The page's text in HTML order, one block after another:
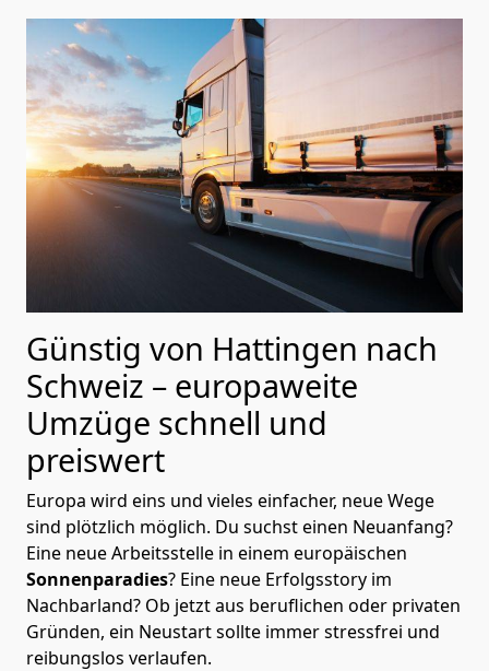
Günstig von Hattingen nach
Schweiz – europaweite
Umzüge schnell und
preiswert
Europa wird eins und vieles einfacher, neue Wege
sind plötzlich möglich. Du suchst einen Neuanfang?
Eine neue Arbeitsstelle in einem europäischen
Sonnenparadies? Eine neue Erfolgsstory im
Nachbarland? Ob jetzt aus beruflichen oder privaten
Gründen, ein Neustart sollte immer stressfrei und
reibungslos verlaufen.